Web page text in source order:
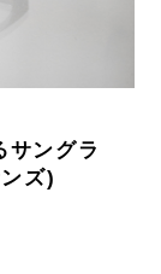
サングラ
ズ)